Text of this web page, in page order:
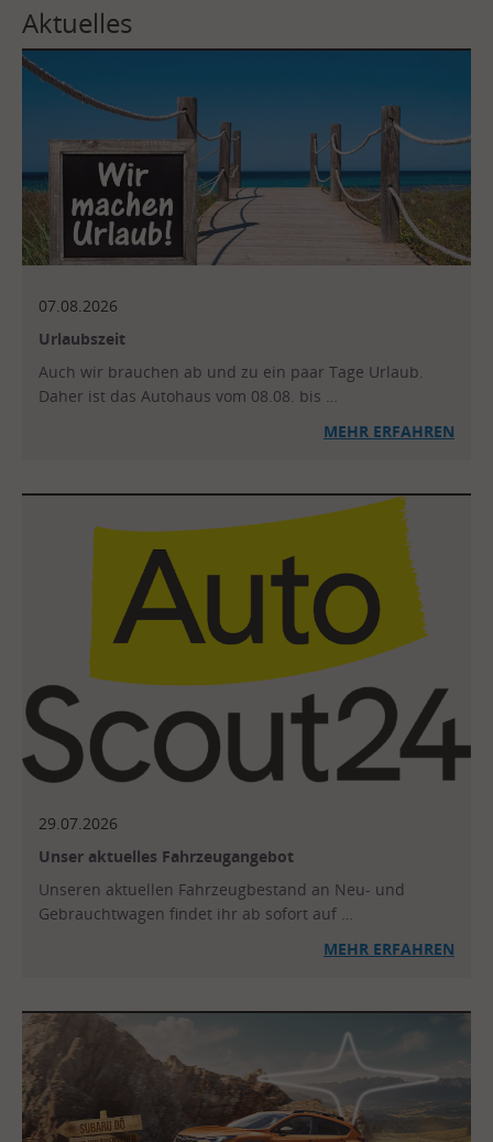
Aktuelles
07.08.2026
Urlaubszeit
Auch wir brauchen ab und zu ein paar Tage Urlaub.
Daher ist das Autohaus vom 08.08. bis …
MEHR ERFAHREN
29.07.2026
Unser aktuelles Fahrzeugangebot
Unseren aktuellen Fahrzeugbestand an Neu- und
Gebrauchtwagen findet ihr ab sofort auf …
MEHR ERFAHREN